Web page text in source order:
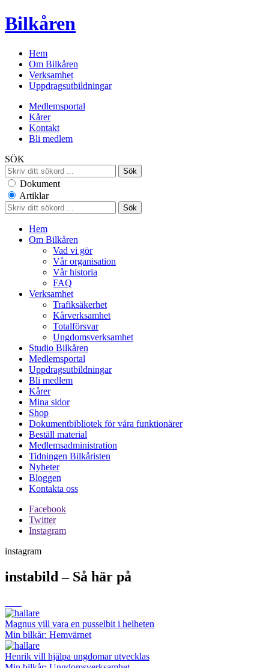
Bilkåren
Hem
Om Bilkåren
Verksamhet
Uppdragsutbildningar
Medlemsportal
Kårer
Kontakt
Bli medlem
SÖK
Dokument
Artiklar
Hem
Om Bilkåren
Vad vi gör
Vår organisation
Vår historia
FAQ
Verksamhet
Trafiksäkerhet
Kårverksamhet
Totalförsvar
Ungdomsverksamhet
Studio Bilkåren
Medlemsportal
Uppdragsutbildningar
Bli medlem
Kårer
Mina sidor
Shop
Dokumentbibliotek för våra funktionärer
Beställ material
Medlemsadministration
Tidningen Bilkåristen
Nyheter
Bloggen
Kontakta oss
Facebook
Twitter
Instagram
instagram
instabild – Så här på
Magnus vill vara en pusselbit i helheten
Min bilkår: Hemvärnet
Henrik vill hjälpa ungdomar utvecklas